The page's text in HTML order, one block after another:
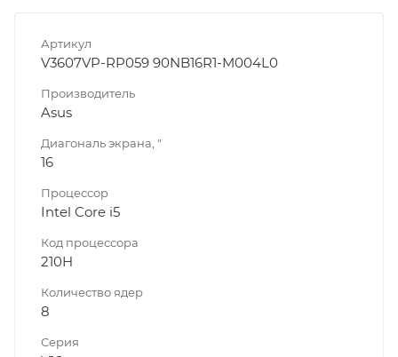
Артикул
V3607VP-RP059 90NB16R1-M004L0
Производитель
Asus
Диагональ экрана, "
16
Процессор
Intel Core i5
Код процессора
210H
Количество ядер
8
Серия